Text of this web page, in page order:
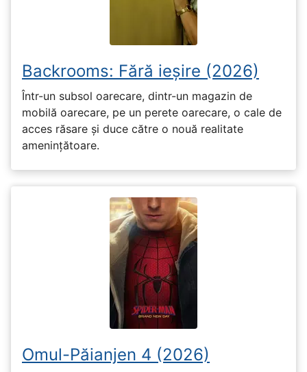
Backrooms: Fără ieșire (2026)
Într-un subsol oarecare, dintr-un magazin de
mobilă oarecare, pe un perete oarecare, o cale de
acces răsare și duce către o nouă realitate
amenințătoare.
Omul-Păianjen 4 (2026)